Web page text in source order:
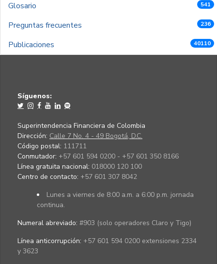
Glosario 541
Preguntas frecuentes 236
Publicaciones 40110
Síguenos:
Superintendencia Financiera de Colombia
Dirección: Calle 7 No. 4 - 49 Bogotá, D.C.
Código postal: 111711
Conmutador: +57 601 594 0200 - +57 601 350 8166
Línea gratuita nacional: 018000 120 100
Centro de contacto: +57 601 307 8042
Lunes a viernes de 8:00 a.m. a 6:00 p.m. jornada
continua.
Numeral abreviado: #903 (solo operadores Claro y Tigo)
Línea anticorrupción: +57 601 594 0200 extensiones 2334
y 3623